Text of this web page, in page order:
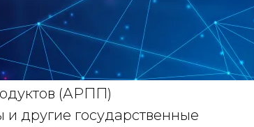
(АРПП)
другие государственные